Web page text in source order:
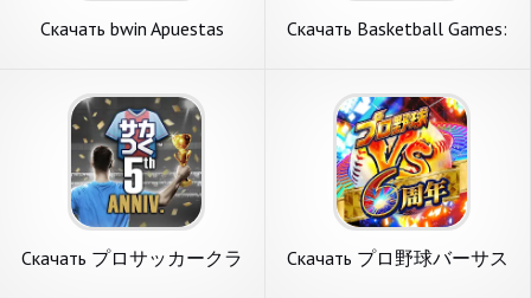
Скачать bwin Apuestas
Скачать Basketball Games:
Скачать プロサッカークラ
Скачать プロ野球バーサス